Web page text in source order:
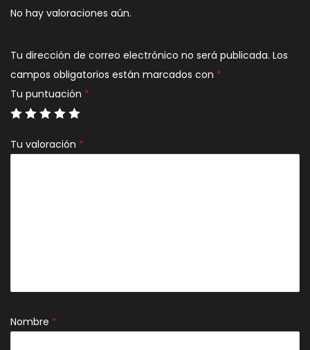
No hay valoraciones aún.
Tu dirección de correo electrónico no será publicada. Los
campos obligatorios están marcados con *
Tu puntuación *
Tu valoración *
Nombre *